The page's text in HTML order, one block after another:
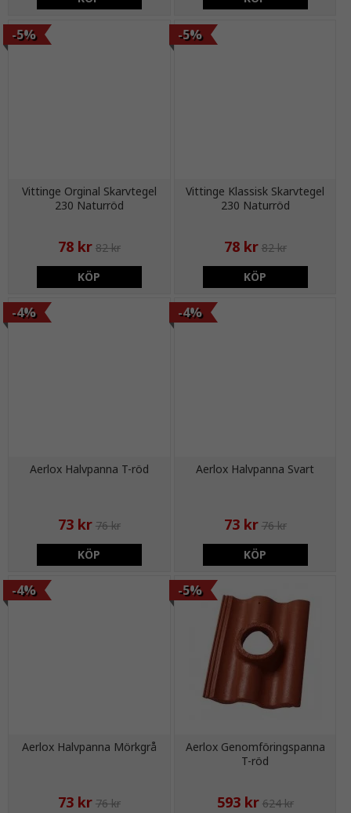
Vittinge Orginal Skarvtegel
230 Naturröd
-5%
78 kr 82 kr
KÖP
Vittinge Klassisk Skarvtegel
230 Naturröd
-5%
78 kr 82 kr
KÖP
Aerlox Halvpanna T-röd
-4%
73 kr 76 kr
KÖP
Aerlox Halvpanna Svart
-4%
73 kr 76 kr
KÖP
Aerlox Halvpanna Mörkgrå
-4%
73 kr 76 kr
Aerlox Genomföringspanna
T-röd
-5%
593 kr 624 kr